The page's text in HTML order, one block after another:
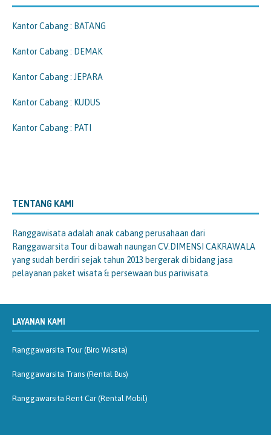
Kantor Cabang : BATANG
Kantor Cabang : DEMAK
Kantor Cabang : JEPARA
Kantor Cabang : KUDUS
Kantor Cabang : PATI
TENTANG KAMI
Ranggawisata adalah anak cabang perusahaan dari
Ranggawarsita Tour di bawah naungan CV.DIMENSI CAKRAWALA
yang sudah berdiri sejak tahun 2013 bergerak di bidang jasa
pelayanan paket wisata & persewaan bus pariwisata.
LAYANAN KAMI
Ranggawarsita Tour (Biro Wisata)
Ranggawarsita Trans (Rental Bus)
Ranggawarsita Rent Car (Rental Mobil)